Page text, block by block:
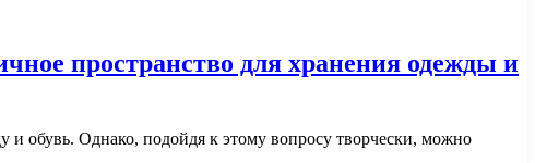
пространство для хранения одежды и
и обувь. Однако, подойдя к этому вопросу творчески, можно